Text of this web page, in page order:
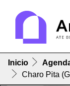
Inicio
Charo Pita